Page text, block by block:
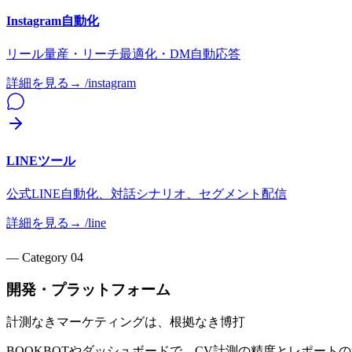
Instagram自動化
リール量産・リーチ最適化・DM自動応答
詳細を見る → /instagram
LINEツール
公式LINE自動化、対話シナリオ、セグメント配信
詳細を見る → /line
— Category 04
開発・プラットフォーム
計測なきマーケティングは、根拠なき博打